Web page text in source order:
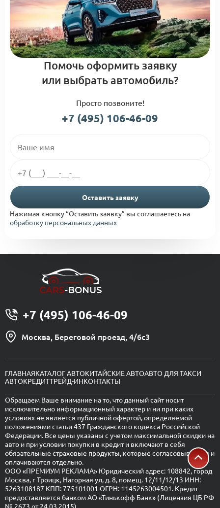
Помочь оформить заявку
или выбрать автомобиль?
Просто позвоните!
+7 (495) 106-46-09
Оставить заявку
Нажимая кнопку “Оставить заявку” вы соглашаетесь на
обработку персональных данных
+7 (495) 106-46-09
Москва, Береговой проезд, 4/6с3
ГЛАВНАЯКАТАЛОГ АВТОКИТАЙСКИЕ АВТОАВТО ДЛЯ ТАКСИ
АВТОКРЕДИТТРЕЙД-ИНКОНТАКТЫ
Обращаем Ваше внимание на то, что данный сайт носит
исключительно информационный характер и ни при каких
условиях не является публичной офертой, определяемой
положениями статьи 437 Гражданского кодекса Российской
Федерации. Все цены указаны с учетом максимальной скидки на
авто и при условии покупки в кредит и включают в себя
обязательные страховые продукты, которые согласовываются и
оплачиваются отдельно.
ООО «ПРЕМИУМ РЕКЛАМА» Юридический адрес: 108842, город
Москва, г Троицк, Нагорная ул, д. 8, помещ. 12/11/12/13 ИНН:
5263108187 КПП: 775101001 ОГРН: 1145263004501. Кредит
предоставляется банком АО «Тинькофф Банк» (Лицензия ЦБ РФ
№ 2673 от 24.03.2015).